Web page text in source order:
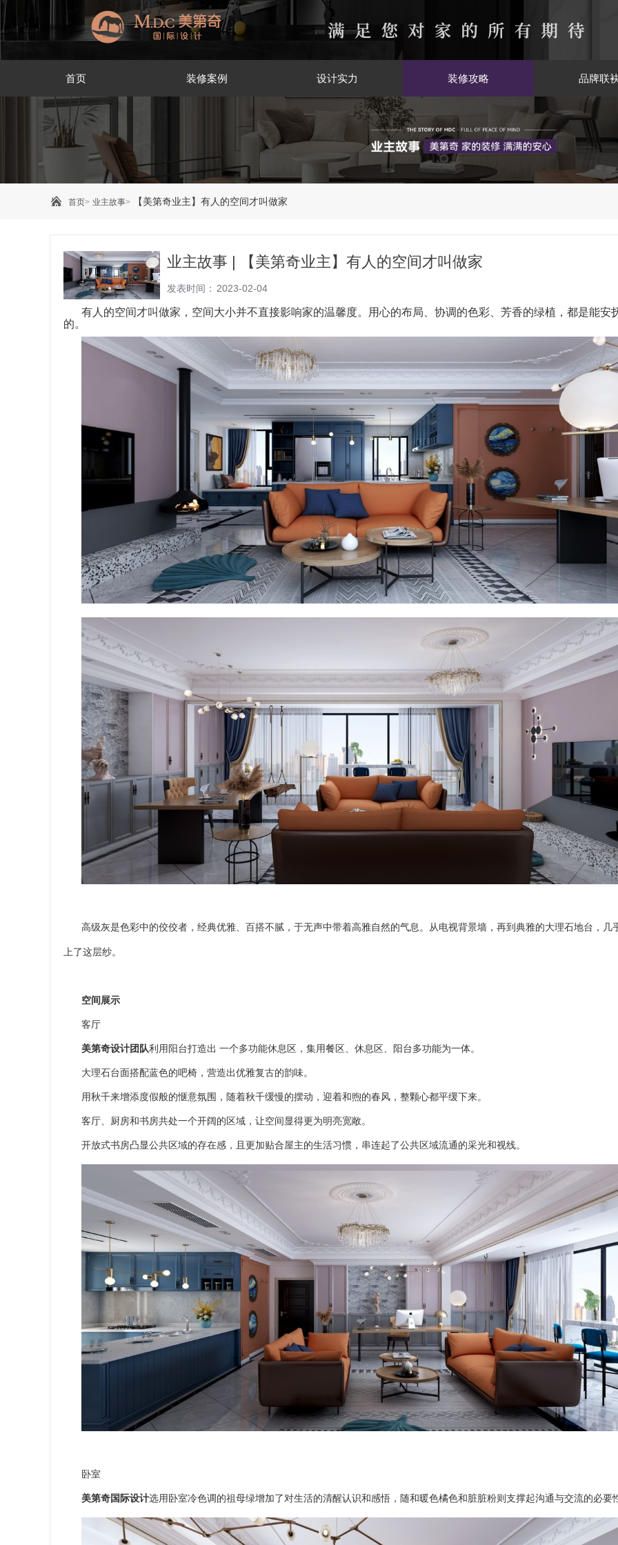
首页 装修案例 设计实力 装修攻略 品牌联
首页> 业主故事> 【美第奇业主】​有人的空间才叫做家
业主故事 | 【美第奇业主】​有人的空间才叫做家
发表时间： 2023-02-04
有人的空间才叫做家，空间大小并不直接影响家的温馨度。用心的布局、协调的色彩、芳香的绿植，都是能安
的。
高级灰是色彩中的佼佼者，经典优雅、百搭不腻，于无声中带着高雅自然的气息。从电视背景墙，再到典雅的大理石地台，几
上了这层纱。
空间展示
客厅
美第奇设计团队利用阳台打造出 一个多功能休息区，集用餐区、休息区、阳台多功能为一体。
大理石台面搭配蓝色的吧椅，营造出优雅复古的韵味。
用秋千来增添度假般的惬意氛围，随着秋千缓慢的摆动，迎着和煦的春风，整颗心都平缓下来。
客厅、厨房和书房共处一个开阔的区域，让空间显得更为明亮宽敞。
开放式书房凸显公共区域的存在感，且更加贴合屋主的生活习惯，串连起了公共区域流通的采光和视线。
卧室
美第奇国际设计选用卧室冷色调的祖母绿增加了对生活的清醒认识和感悟，随和暖色橘色和脏脏粉则支撑起沟通与交流的必要